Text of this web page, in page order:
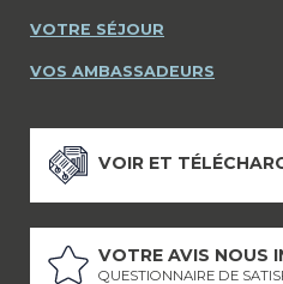
VOTRE SÉJOUR
VOS AMBASSADEURS
VOIR ET
VOTRE AVIS NOUS
QUESTIONNAIRE DE